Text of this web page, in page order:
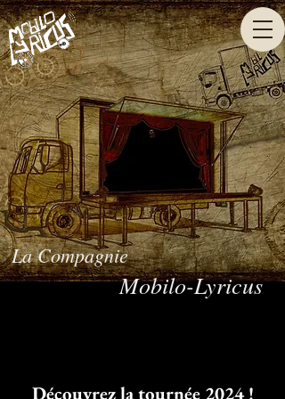
La Compagnie
Mobilo-Lyricus
Découvrez la tournée 2024 !